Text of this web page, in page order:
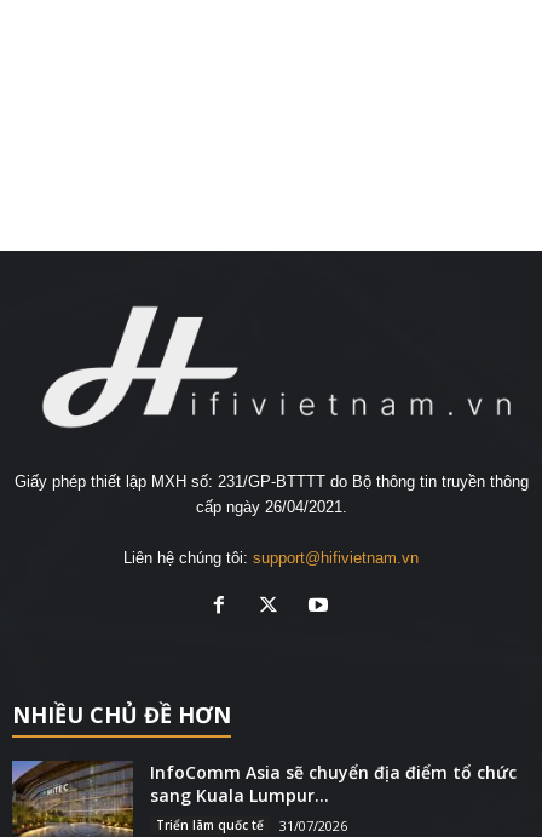
Giấy phép thiết lập MXH số: 231/GP-BTTTT do Bộ thông tin truyền thông
cấp ngày 26/04/2021.
Liên hệ chúng tôi: support@hifivietnam.vn
NHIỀU CHỦ ĐỀ HƠN
InfoComm Asia sẽ chuyển địa điểm tổ chức
sang Kuala Lumpur...
Triển lãm quốc tế 31/07/2026